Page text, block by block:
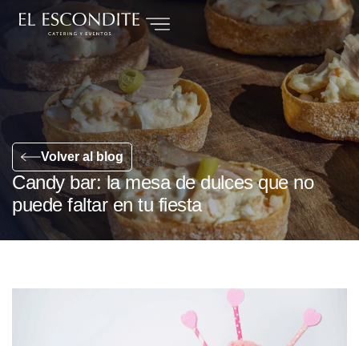
Volver al blog
Candy bar: la mesa de dulces que no
puede faltar en tu fiesta